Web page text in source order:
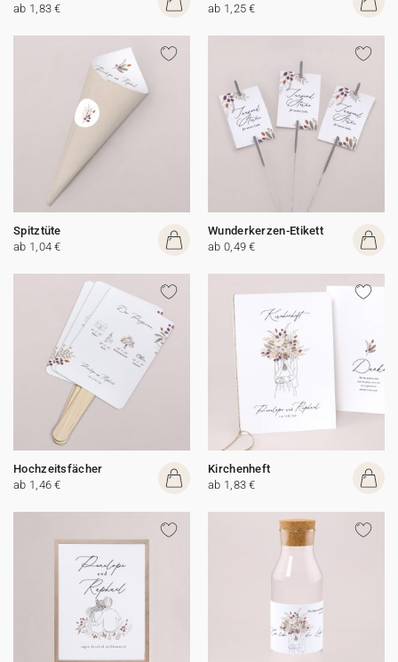
ab 1,83 €
ab 1,25 €
Spitztüte
ab 1,04 €
Wunderkerzen-Etikett
ab 0,49 €
Hochzeitsfächer
ab 1,46 €
Kirchenheft
ab 1,83 €